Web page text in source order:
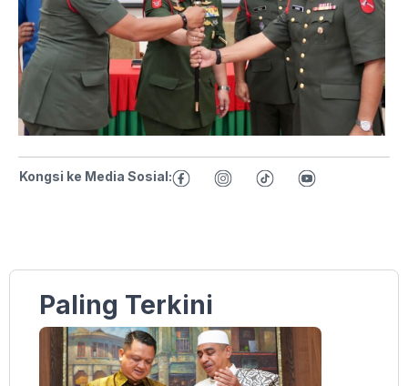
Kongsi ke Media Sosial:
Paling Terkini